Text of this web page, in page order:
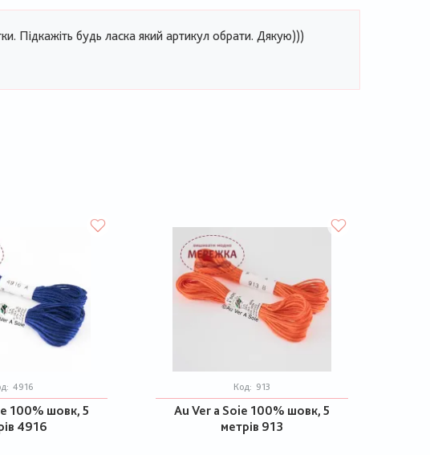
Підкажіть будь ласка який артикул обрати. Дякую)))
4916
100% шовк, 5
4916
Код: 913
Au Ver a Soie 100% шовк, 5
метрів 913